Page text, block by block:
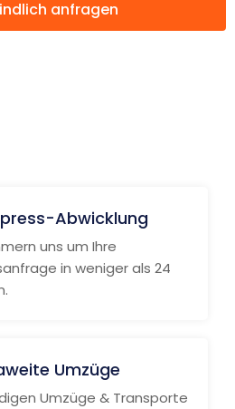
anfragen
Abwicklung
uns um Ihre
in weniger als 24
Umzüge
Umzüge & Transporte